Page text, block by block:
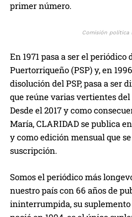
primer número.
Comisión política
En 1971 pasa a ser el
Puertorriqueño (PSP) y, en
disolución del PSP, pasa a ser
que reúne varias vertientes
Desde el 2017 y como
María, CLARIDAD se publica
y como edición mensual que
suscripción.
Somos el periódico más
nuestro país con 66 años de
ininterrumpida, su suplemento